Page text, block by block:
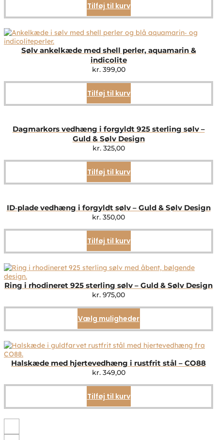
Tilføj til kurv
Sølv ankelkæde med shell perler, aquamarin &
indicolite
kr.399,00
Tilføj til kurv
Dagmarkors vedhæng i forgyldt 925 sterling sølv –
Guld & Sølv Design
kr.325,00
Tilføj til kurv
ID‑plade vedhæng i forgyldt sølv – Guld & Sølv Design
kr. 350,00
Tilføj til kurv
Ring i rhodineret 925 sterling sølv – Guld & Sølv Design
kr. 975,00
Vælg mulighederDette
vare
flere
Mulighederne
på
Halskæde med hjertevedhæng i rustfrit stål – CO88
kr.349,00
Tilføj til kurv